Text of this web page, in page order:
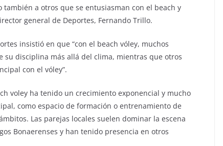
a otros que se entusiasman con el beach y
general de Deportes, Fernando Trillo.
insistió en que “con el beach vóley, muchos
disciplina más allá del clima, mientras que otros
con el vóley”.
voley ha tenido un crecimiento exponencial y mucho
como espacio de formación o entrenamiento de
Las parejas locales suelen dominar la escena
Bonaerenses y han tenido presencia en otros